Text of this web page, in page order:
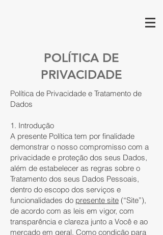
POLÍTICA DE
PRIVACIDADE
Política de Privacidade e Tratamento de
Dados
1. Introdução
A presente Política tem por finalidade
demonstrar o nosso compromisso com a
privacidade e proteção dos seus Dados,
além de estabelecer as regras sobre o
Tratamento dos seus Dados Pessoais,
dentro do escopo dos serviços e
funcionalidades do presente site (“Site”),
de acordo com as leis em vigor, com
transparência e clareza junto a Você e ao
mercado em geral. Como condição para